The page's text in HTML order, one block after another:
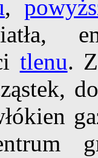
,
tlenu.